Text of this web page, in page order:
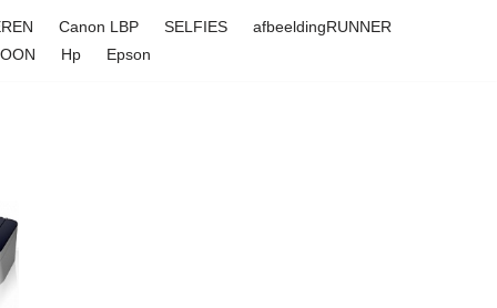
Canon LBP SELFIES
afbeeldingRUNNER
Hp Epson